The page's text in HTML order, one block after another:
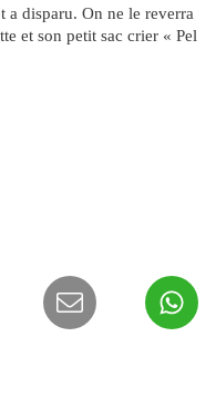
a disparu. On ne le reverra
et son petit sac crier « Pel